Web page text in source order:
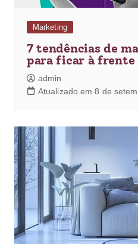
Marketing
7 tendências de
para ficar à frente
admin
Atualizado em 8 de